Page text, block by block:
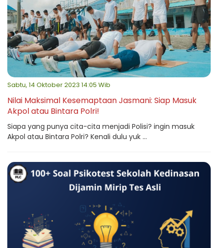
Sabtu, 14 Oktober 2023 14:05 Wib
Nilai Maksimal Kesemaptaan Jasmani: Siap Masuk
Akpol atau Bintara Polri!
Siapa yang punya cita-cita menjadi Polisi? ingin masuk
Akpol atau Bintara Polri? Kenali dulu yuk ...